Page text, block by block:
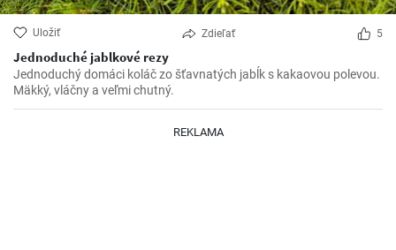
Uložiť Zdieľať 5
Jednoduché jablkové rezy
Jednoduchý domáci koláč zo šťavnatých jabĺk s kakaovou polevou.
Mäkký, vláčny a veľmi chutný.
REKLAMA